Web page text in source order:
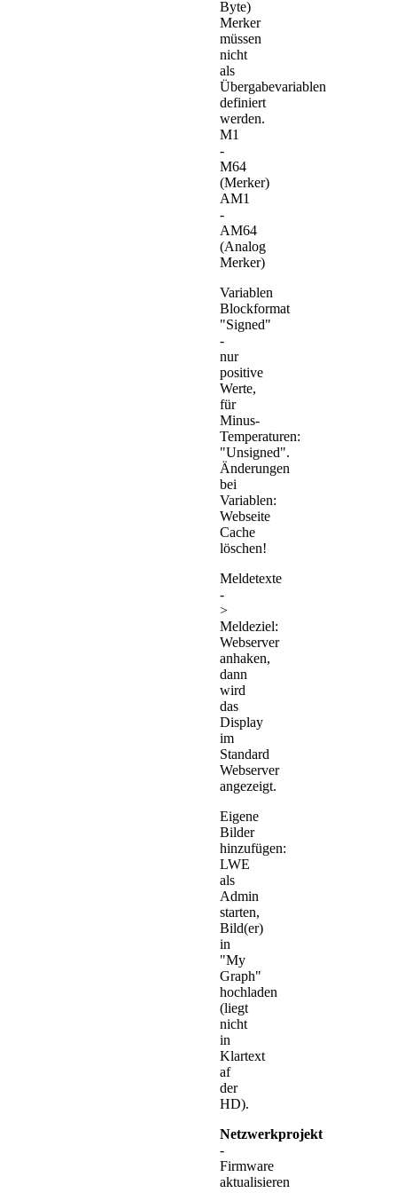
Byte)
Merker
müssen
nicht
als
Übergabevariablen
definiert
werden.
M1
-
M64
(Merker)
AM1
-
AM64
(Analog
Merker)
Variablen
Blockformat
"Signed"
-
nur
positive
Werte,
für
Minus-
Temperaturen:
"Unsigned".
Änderungen
bei
Variablen:
Webseite
Cache
löschen!
Meldetexte
-
>
Meldeziel:
Webserver
anhaken,
dann
wird
das
Display
im
Standard
Webserver
angezeigt.
Eigene
Bilder
hinzufügen:
LWE
als
Admin
starten,
Bild(er)
in
"My
Graph"
hochladen
(liegt
nicht
in
Klartext
af
der
HD).
Netzwerkprojekt
-
Firmware
aktualisieren